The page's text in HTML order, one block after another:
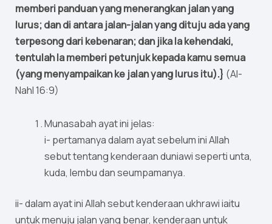
memberi panduan yang menerangkan jalan yang
lurus; dan di antara jalan-jalan yang dituju ada yang
terpesong dari kebenaran; dan jika Ia kehendaki,
tentulah Ia memberi petunjuk kepada kamu semua
(yang menyampaikan ke jalan yang lurus itu).} (Al-
Nahl 16:9)
Munasabah ayat ini jelas:
i- pertamanya dalam ayat sebelum ini Allah
sebut tentang kenderaan duniawi seperti unta,
kuda, lembu dan seumpamanya.
ii- dalam ayat ini Allah sebut kenderaan ukhrawi iaitu
untuk menuju jalan yang benar, kenderaan untuk